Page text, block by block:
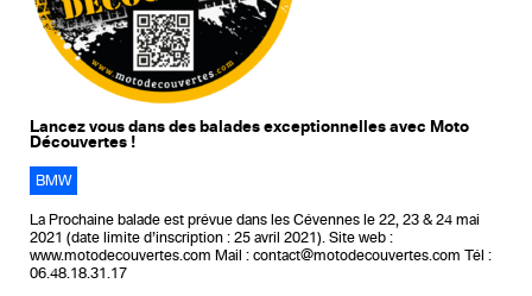
Lancez vous dans des balades exceptionnelles avec Moto
Découvertes !
BMW
La Prochaine balade est prévue dans les Cévennes le 22, 23 & 24 mai
2021 (date limite d’inscription : 25 avril 2021). Site web :
www.motodecouvertes.com Mail : contact@motodecouvertes.com Tél :
06.48.18.31.17